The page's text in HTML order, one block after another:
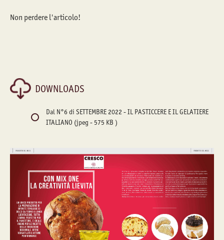
Non perdere l'articolo!
DOWNLOADS
Dal N°6 di SETTEMBRE 2022 - IL PASTICCERE E IL GELATIERE
ITALIANO (jpeg - 575 KB )